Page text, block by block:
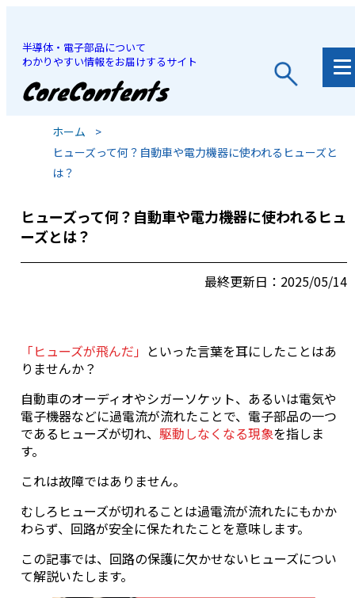
半導体・電子部品について
わかりやすい情報をお届けするサイト
JP
ホーム
>
ヒューズって何？自動車や電力機器に使われるヒューズと
は？
ヒューズって何？自動車や電力機器に使われるヒュ
ーズとは？
最終更新日：2025/05/14
「ヒューズが飛んだ」 といった言葉を耳にしたことはあ
りませんか？
自動車のオーディオやシガーソケット、あるいは電気や
電子機器などに過電流が流れたことで、電子部品の一つ
であるヒューズが切れ、 駆動しなくなる現象を指しま
す。
これは故障ではありません。
むしろヒューズが切れることは過電流が流れたにもかか
わらず、回路が安全に保たれたことを意味します。
この記事では、回路の保護に欠かせないヒューズについ
て解説いたします。